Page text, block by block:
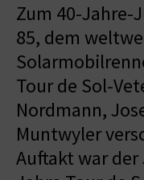
Zum 40-Jahre-
85, dem
Tour de Sol-
Nordmann,
Muntwyler
Auftakt war der